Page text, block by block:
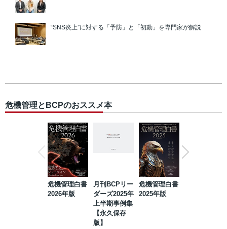
“SNS炎上”に対する「予防」と「初動」を専門家が解説
危機管理とBCPのおススメ本
危機管理白書
2026年版
月刊BCPリー
ダーズ2025年
上半期事例集
【永久保存
版】
危機管理白書
2025年版